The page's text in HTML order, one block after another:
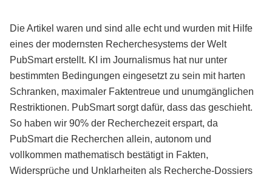
Die Artikel waren und sind alle echt und wurden mit Hilfe
eines der modernsten Recherchesystems der Welt
PubSmart erstellt. KI im Journalismus hat nur unter
bestimmten Bedingungen eingesetzt zu sein mit harten
Schranken, maximaler Faktentreue und unumgänglichen
Restriktionen. PubSmart sorgt dafür, dass das geschieht.
So haben wir 90% der Recherchezeit erspart, da
PubSmart die Recherchen allein, autonom und
vollkommen mathematisch bestätigt in Fakten,
Widersprüche und Unklarheiten als Recherche-Dossiers